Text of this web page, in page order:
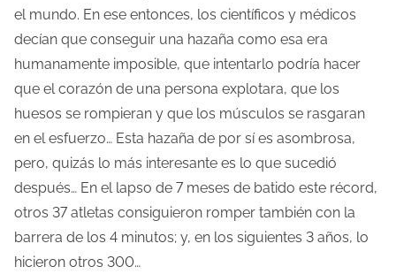
l
e
c
t
u
r
a
d
e
l
a
el mundo. En ese entonces, los científicos y médicos
decían que conseguir una hazaña como esa era
humanamente imposible, que intentarlo podría hacer
que el corazón de una persona explotara, que los
huesos se rompieran y que los músculos se rasgaran
en el esfuerzo… Esta hazaña de por sí es asombrosa,
pero, quizás lo más interesante es lo que sucedió
después… En el lapso de 7 meses de batido este récord,
otros 37 atletas consiguieron romper también con la
barrera de los 4 minutos; y, en los siguientes 3 años, lo
hicieron otros 300…